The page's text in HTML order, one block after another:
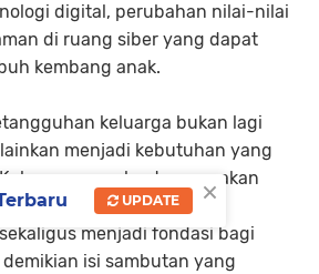
digital, perubahan nilai-nilai
di ruang siber yang dapat
kembang anak.
keluarga bukan lagi
menjadi kebutuhan yang
yang kuat merupakan
menghadapi berbagai
menjadi fondasi bagi
demikian isi sambutan yang
×
UPDATE